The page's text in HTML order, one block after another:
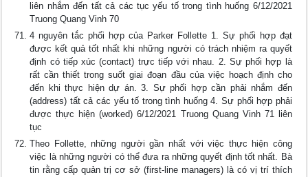
liên nhắm đến tất cả các tục yếu tố trong tình huống 6/12/2021
Truong Quang Vinh 70
4 nguyên tắc phối hợp của Parker Follette 1. Sự phối hợp đạt
được kết quả tốt nhất khi những người có trách nhiệm ra quyết
định có tiếp xúc (contact) trực tiếp với nhau. 2. Sự phối hợp là
rất cần thiết trong suốt giai đoạn đầu của việc hoạch định cho
đến khi thực hiện dự án. 3. Sự phối hợp cần phải nhắm đến
(address) tất cả các yếu tố trong tình huống 4. Sự phối hợp phải
được thực hiện (worked) 6/12/2021 Truong Quang Vinh 71 liên
tục
Theo Follette, những người gần nhất với việc thực hiện công
việc là những người có thể đưa ra những quyết định tốt nhất. Bà
tin rằng cấp quản trị cơ sở (first-line managers) là có vị trí thích